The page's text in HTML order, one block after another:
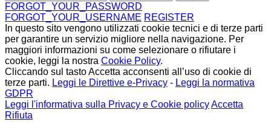
FORGOT_YOUR_PASSWORD
FORGOT_YOUR_USERNAME REGISTER
In questo sito vengono utilizzati cookie tecnici e di terze parti
per garantire un servizio migliore nella navigazione. Per
maggiori informazioni su come selezionare o rifiutare i
cookie, leggi la nostra Cookie Policy.
Cliccando sul tasto Accetta acconsenti all’uso di cookie di
terze parti. Leggi le Direttive e-Privacy - Leggi la normativa
GDPR
Leggi l'informativa sulla Privacy e Cookie policyAccetta
Rifiuta